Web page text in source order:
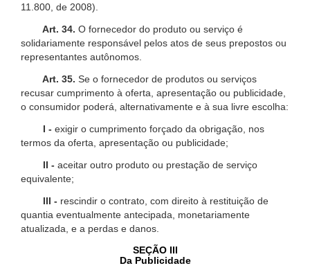
11.800, de 2008).
Art. 34. O fornecedor do produto ou serviço é
solidariamente responsável pelos atos de seus prepostos ou
representantes autônomos.
Art. 35. Se o fornecedor de produtos ou serviços
recusar cumprimento à oferta, apresentação ou publicidade,
o consumidor poderá, alternativamente e à sua livre escolha:
I - exigir o cumprimento forçado da obrigação, nos
termos da oferta, apresentação ou publicidade;
II - aceitar outro produto ou prestação de serviço
equivalente;
III - rescindir o contrato, com direito à restituição de
quantia eventualmente antecipada, monetariamente
atualizada, e a perdas e danos.
SEÇÃO III
Da Publicidade